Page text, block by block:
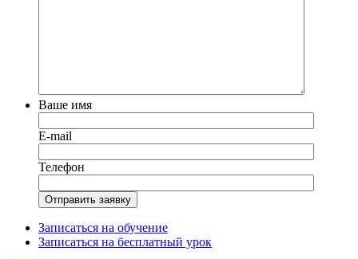
Ваше имя
E-mail
Телефон
Записаться на обучение
Записаться на бесплатный урок